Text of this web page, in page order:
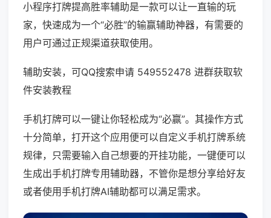
小程序打牌提高胜率辅助是一款可以让一直输的玩
家，快速成为一个“必胜”的输赢辅助神器，有需要的
用户可通过正规渠道获取使用。
辅助安装，可QQ搜索申请 549552478 进群获取软
件安装教程
手机打牌可以一键让你轻松成为“必赢”。其操作方式
十分简单，打开这个应用便可以自定义手机打牌系统
规律，只需要输入自己想要的开挂功能，一键便可以
生成出手机打牌专用辅助器，不管你是想分享给好友
或者使用手机打牌AI辅助都可以满足需求。